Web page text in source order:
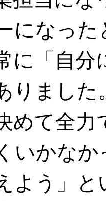
になっ
「自分
りました
めて全力
いかな
よう」